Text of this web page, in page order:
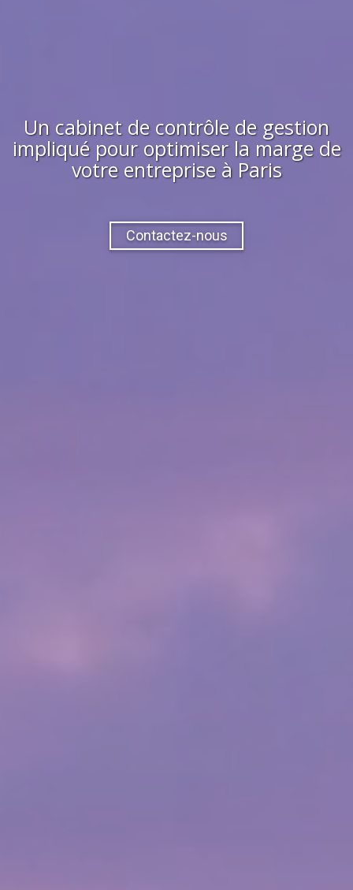
Un cabinet de contrôle de gestion
impliqué pour optimiser la margede
votre entreprise à Paris
Contactez-nous